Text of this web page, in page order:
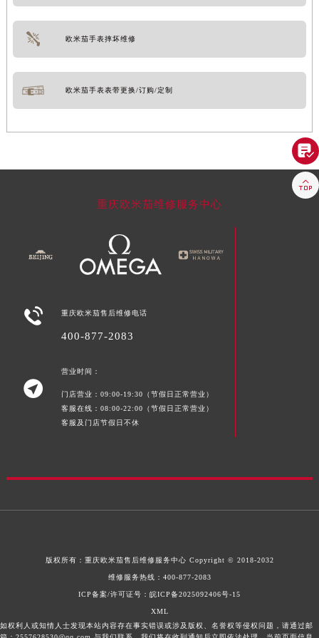
欧米茄手表摔坏维修
欧米茄手表表带更换/订购/定制
重庆欧米茄维修服务中心
 重庆欧米茄售后维修电话
400-877-2083

营业时间：
门店营业：09:00-19:30（节假日正常营业）
客服在线：08:00-22:00（节假日正常营业）
客服及门店节假日不休
版权所有： 重庆欧米茄售后维修服务中心 Copyright © 2018-2032
维修服务热线： 400-877-2083
ICP备案/许可证号：皖ICP备2025092406号-15
XML
如权利人或知情人士发现本站内容存在事实错误或涉及版权、名誉权等侵权问题，请通过邮

